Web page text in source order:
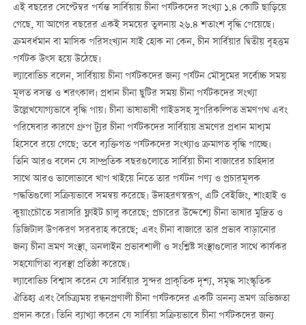
এই বছরের সেপ্টেম্বর পর্যন্ত সার্বিয়ায় চীনা পর্যটকদের সংখ্যা ১.৪ কোটি ছাড়িয়ে
গেছে, যা আগের বছরের একই সময়ের তুলনায় ২৬.৪ শতাংশ বৃদ্ধি পেয়েছে।
ক্রমবর্ধমান বা মাসিক পরিসংখ্যান যাই হোক না কেন, চীন সার্বিয়ার দ্বিতীয় বৃহত্তম
পর্যটক উৎস হয়ে উঠেছে।
ল্যাবোভিচ বলেন, সার্বিয়ায় চীনা পর্যটকদের জন্য পর্যটন মৌসুমের সর্বোচ্চ সময়
মূলত বসন্ত ও শরৎকাল। প্রধান চীনা ছুটির সময় চীনা পর্যটকদের সংখ্যা
উল্লেখযোগ্যভাবে বৃদ্ধি পায়। চীনা ভাষাভাষী গাইডসহ সুপরিকল্পিত ভ্রমণপথ এবং
পরিষেবার কারণে গ্রুপ ট্যুর চীনা পর্যটকদের সার্বিয়ায় ভ্রমণের প্রধান মাধ্যম
হিসেবে রয়ে গেছে; তবে ব্যক্তিগত পর্যটকদের সংখ্যাও ক্রমাগত বৃদ্ধি পাচ্ছে।
তিনি আরও বলেন যে সাম্প্রতিক বছরগুলোতে সার্বিয়া চীনা বাজারের চাহিদার
সাথে আরও ভালোভাবে খাপ খাইয়ে নিতে তার পর্যটন পণ্য ও প্রচারমূলক
পদ্ধতিগুলো সক্রিয়ভাবে সমন্বয় করেছে। উদাহরণস্বরূপ, এটি বেইজিং, শাংহাই ও
কুয়াংচৌতে সরাসরি ফ্লাইট চালু করেছে; প্রচারের উদ্দেশ্যে চীনা ভাষার মুদ্রিত ও
ডিজিটাল উপকরণ সরবরাহ করেছে; এবং চীনা বাজারে তার প্রভাব বাড়ানোর
জন্য চীনা ভ্রমণ সংস্থা, অনলাইন প্রভাবশালী ও সংশ্লিষ্ট সংস্থাগুলোর সাথে কার্যকর
সহযোগিতা ব্যবস্থা প্রতিষ্ঠা করেছে।
ল্যাবোভিচ বিশ্বাস করেন যে সার্বিয়ার সুন্দর প্রাকৃতিক দৃশ্য, সমৃদ্ধ সাংস্কৃতিক
ঐতিহ্য এবং বৈচিত্র্যময় রন্ধনপ্রণালী চীনা পর্যটকদের একটি অনন্য ভ্রমণ অভিজ্ঞতা
প্রদান করে। তিনি ব্যাখ্যা করেন যে সার্বিয়া সক্রিয়ভাবে চীনা পর্যটকদের জন্য